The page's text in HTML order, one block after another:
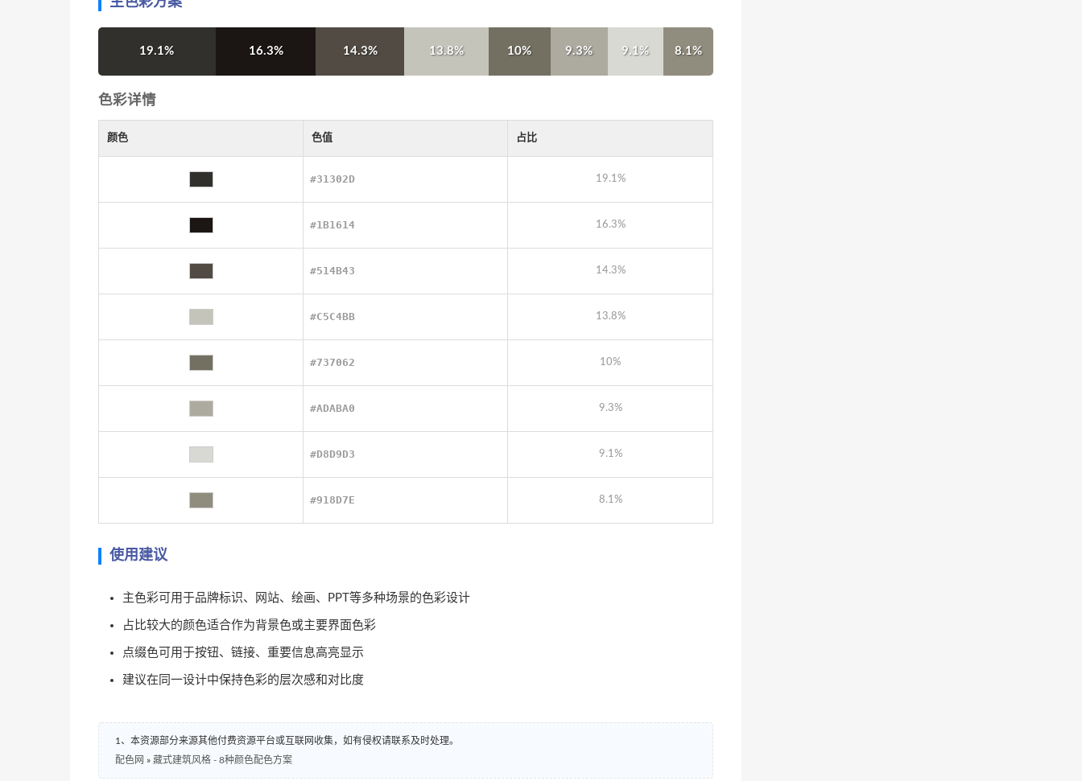
19.1% 16.3% 14.3% 13.8% 10% 9.3% 9.1% 8.1%
色彩详情
颜色 色值 占比
#31302D 19.1%
#1B1614 16.3%
#514B43 14.3%
#C5C4BB 13.8%
#737062 10%
#ADABA0 9.3%
#D8D9D3 9.1%
#918D7E 8.1%
使用建议
主色彩可用于品牌标识、网站、绘画、PPT等多种场景的色彩设计
占比较大的颜色适合作为背景色或主要界面色彩
点缀色可用于按钮、链接、重要信息高亮显示
建议在同一设计中保持色彩的层次感和对比度
1、本资源部分来源其他付费资源平台或互联网收集，如有侵权请联系及时处理。
配色网 » 藏式建筑风格 - 8种颜色配色方案